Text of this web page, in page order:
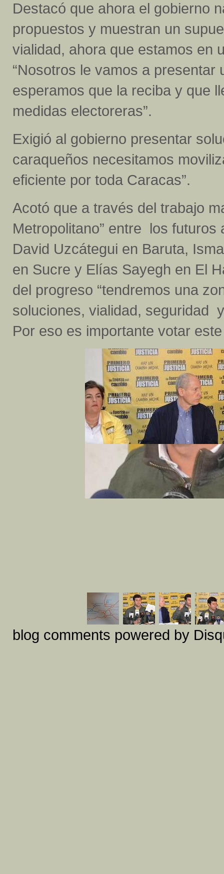
Destacó que ahora el gobierno
propuestos y muestran un
vialidad, ahora que estamos en
“Nosotros le vamos a presentar
esperamos que la reciba y que
medidas electoreras”.
Exigió al gobierno presentar
caraqueños necesitamos
eficiente por toda Caracas”.
Acotó que a través del trabajo
Metropolitano” entre los
David Uzcátegui en Baruta,
en Sucre y Elías Sayegh en El
del progreso “tendremos una
soluciones, vialidad, seguridad
Por eso es importante votar
blog comments powered by